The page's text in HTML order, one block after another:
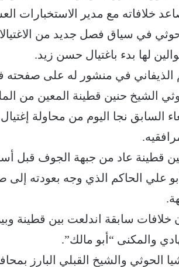
خلافاته مع مدير الاستخبارات
في سياق فصل جديد من الاغتيالات
لها بدء باغتيال حسن زيد.
الذيفاني في منشور له على صفحته
الشيخ حنين قطينة المعين من
السابق نجا اليوم من محاولة
قطينة عاد من جبهة الجوف قبل
علي الحاكم الذي وجه بعودته إلى
خلافات سابقة اندلعت بين قطينة
والمكنى “أبو مالك”.
الحوثي والشيخ القبلي البارز